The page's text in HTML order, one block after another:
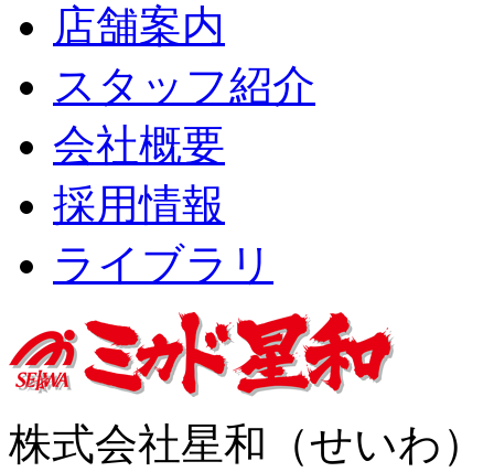
店舗案内
スタッフ紹介
会社概要
採用情報
ライブラリ
株式会社星和（せいわ